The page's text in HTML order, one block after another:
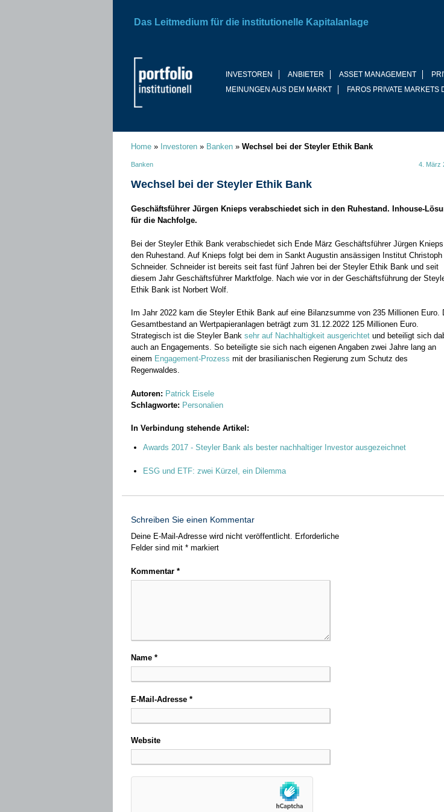
INVESTOREN ANBIETER ASSET MANAGEMENT
MEINUNGEN AUS DEM MARKT
FAROS PRIVATE MARKETS
Das Leitmedium für die institutionelle Kapitalanlage
Home » Investoren » Banken » Wechsel bei der Steyler Ethik Bank
Banken 4. März
Wechsel bei der Steyler Ethik Bank
Geschäftsführer Jürgen Knieps verabschiedet sich in den Ruhestand. Inhouse-
für die Nachfolge.
Bei der Steyler Ethik Bank verabschiedet sich Ende März Geschäftsführer Jürgen
den Ruhestand. Auf Knieps folgt bei dem in Sankt Augustin ansässigen Institut Christoph
Schneider. Schneider ist bereits seit fast fünf Jahren bei der Steyler Ethik Bank und seit
diesem Jahr Geschäftsführer Marktfolge. Nach wie vor in der Geschäftsführung der
Ethik Bank ist Norbert Wolf.
Im Jahr 2022 kam die Steyler Ethik Bank auf eine Bilanzsumme von 235 Millionen Euro.
Gesamtbestand an Wertpapieranlagen beträgt zum 31.12.2022 125 Millionen Euro.
Strategisch ist die Steyler Bank sehr auf Nachhaltigkeit ausgerichtet und beteiligt sich
auch an Engagements. So beteiligte sie sich nach eigenen Angaben zwei Jahre lang an
einem Engagement-Prozess mit der brasilianischen Regierung zum Schutz des
Regenwaldes.
Autoren: Patrick Eisele
Schlagworte: Personalien
In Verbindung stehende Artikel:
Awards 2017 - Steyler Bank als bester nachhaltiger Investor ausgezeichnet
ESG und ETF: zwei Kürzel, ein Dilemma
Schreiben Sie einen Kommentar
Deine E-Mail-Adresse wird nicht veröffentlicht. Erforderliche
Felder sind mit * markiert
Kommentar *
Name *
E-Mail-Adresse *
Website